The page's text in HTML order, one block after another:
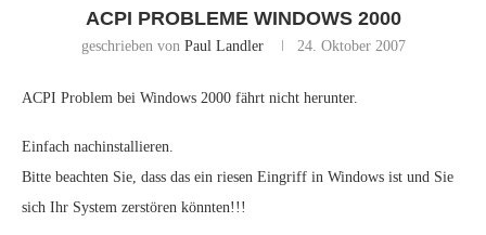
ACPI PROBLEME WINDOWS 2000
geschrieben von Paul Landler 24. Oktober 2007
ACPI Problem bei Windows 2000 fährt nicht herunter.
Einfach nachinstallieren.
Bitte beachten Sie, dass das ein riesen Eingriff in Windows ist und Sie
sich Ihr System zerstören könnten!!!